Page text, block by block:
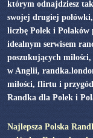
którym odnajdziesz
swojej drugiej
liczbę Polek i
idealnym serwisem
poszukujących
w Anglii,
miłości, flirtu i
Randka dla Polek i
Najlepsza Polska